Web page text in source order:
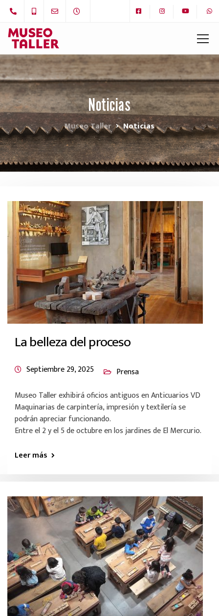
Noticias
Museo Taller Noticias
La belleza del proceso
Septiembre 29, 2025
Prensa
Museo Taller exhibirá oficios antiguos en Anticuarios VD
Maquinarias de carpintería, impresión y textilería se
podrán apreciar funcionando.
Entre el 2 y el 5 de octubre en los jardines de El Mercurio.
Leer más